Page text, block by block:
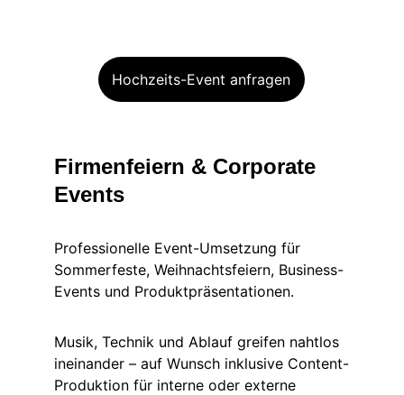
Firmenfeiern & Corporate
Events
Professionelle Event-Umsetzung für
Sommerfeste, Weihnachtsfeiern, Business-
Events und Produktpräsentationen.
Musik, Technik und Ablauf greifen nahtlos
ineinander – auf Wunsch inklusive Content-
Produktion für interne oder externe
Hochzeits-Event anfragen